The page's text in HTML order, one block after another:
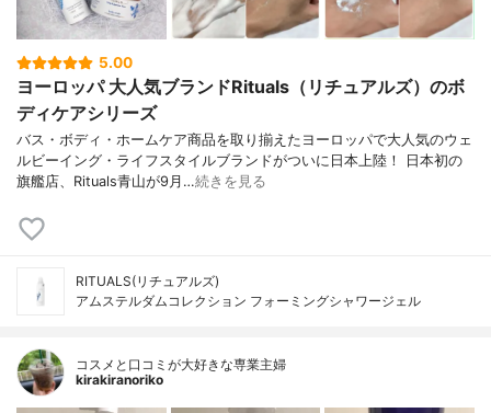
5.00
ヨーロッパ 大人気ブランドRituals（リチュアルズ）のボ
ディケアシリーズ
バス・ボディ・ホームケア商品を取り揃えたヨーロッパで大人気のウェ
ルビーイング・ライフスタイルブランドがついに日本上陸！ 日本初の
旗艦店、Rituals青山が9月…続きを見る
RITUALS(リチュアルズ)
アムステルダムコレクション フォーミングシャワージェル
コスメと口コミが大好きな専業主婦
kirakiranoriko